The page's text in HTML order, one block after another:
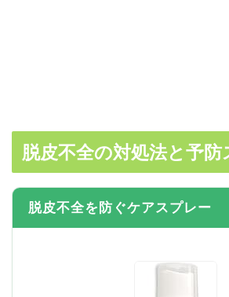
脱皮不全の対処法と予防
脱皮不全を防ぐケアスプレー